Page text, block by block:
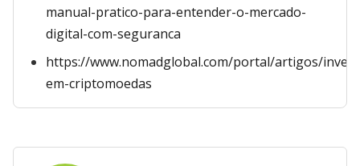
manual-pratico-para-entender-o-mercado-
digital-com-seguranca
https://www.nomadglobal.com/portal/artigos/
em-criptomoedas